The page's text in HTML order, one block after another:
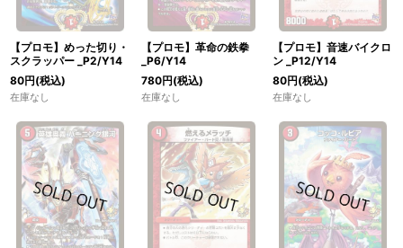
【プロモ】めった切り・
スクラッパー _P2/Y14
80円(税込)
在庫なし
【プロモ】革命の鉄拳
_P6/Y14
780円(税込)
在庫なし
【プロモ】音速バイクロ
ン _P12/Y14
80円(税込)
在庫なし